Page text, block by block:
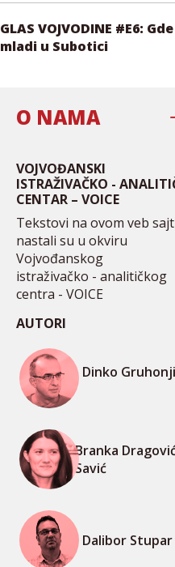
GLAS VOJVODINE #E6:
mladi u Subotici
O NAMA
VOJVOĐANSKI
ISTRAŽIVAČKO -
CENTAR – VOICE
Tekstovi na ovom veb
nastali su u okviru
Vojvođanskog
istraživačko - analitičkog
centra - VOICE
AUTORI
Dinko
Branka
Savić
Dalibor Stupar